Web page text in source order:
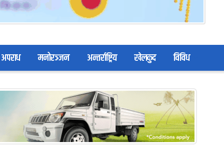
अपराध मनोरञ्जन अन्तर्राष्ट्रिय खेलकुद विविध